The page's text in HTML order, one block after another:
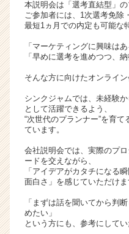
活
サ
ト
チ
ア
ャ
リ
ア
h
e
r
C
r
本説明会は「選考直結型」の
ご参加者には、1次選考免除
最短1ヵ月での内定も可能な
「マーケティングに興味は
「早めに選考を進めつつ、
そんな方に向けたオンライン
シンクジャムでは、未経験
として活躍できるよう、
“次世代のプランナー”を育
ています。
会社説明会では、実際のプ
ードを交えながら、
「アイデアがカタチになる
面白さ」を感じていただけま
「まずは話を聞いてから判
めたい」
という方にも、参考にしてい